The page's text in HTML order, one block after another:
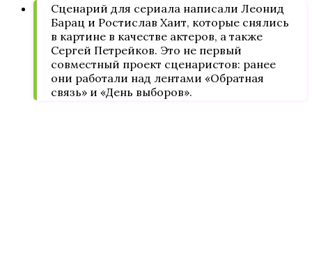
Сценарий для сериала написали Леонид
Барац и Ростислав Хаит, которые снялись
в картине в качестве актеров, а также
Сергей Петрейков. Это не первый
совместный проект сценаристов: ранее
они работали над лентами «Обратная
связь» и «День выборов».